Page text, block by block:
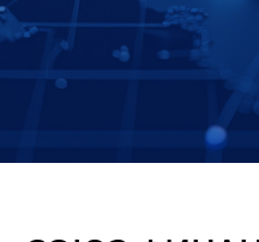
отчеты
Контакты